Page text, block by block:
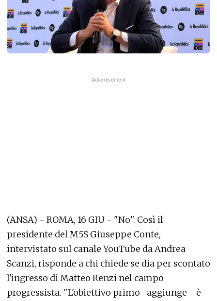
(ANSA) - ROMA, 16 GIU - "No". Così il
presidente del M5S Giuseppe Conte,
intervistato sul canale YouTube da Andrea
Scanzi, risponde a chi chiede se dia per scontato
l'ingresso di Matteo Renzi nel campo
progressista. "L'obiettivo primo -aggiunge - è